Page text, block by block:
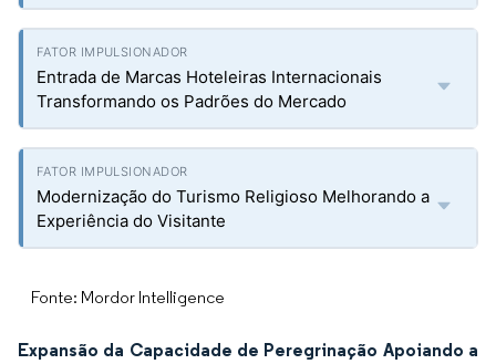
Entrada de Marcas Hoteleiras Internacionais
Transformando os Padrões do Mercado
Modernização do Turismo Religioso Melhorando a
Experiência do Visitante
Fonte: Mordor Intelligence
Expansão da Capacidade de Peregrinação Apoiando a